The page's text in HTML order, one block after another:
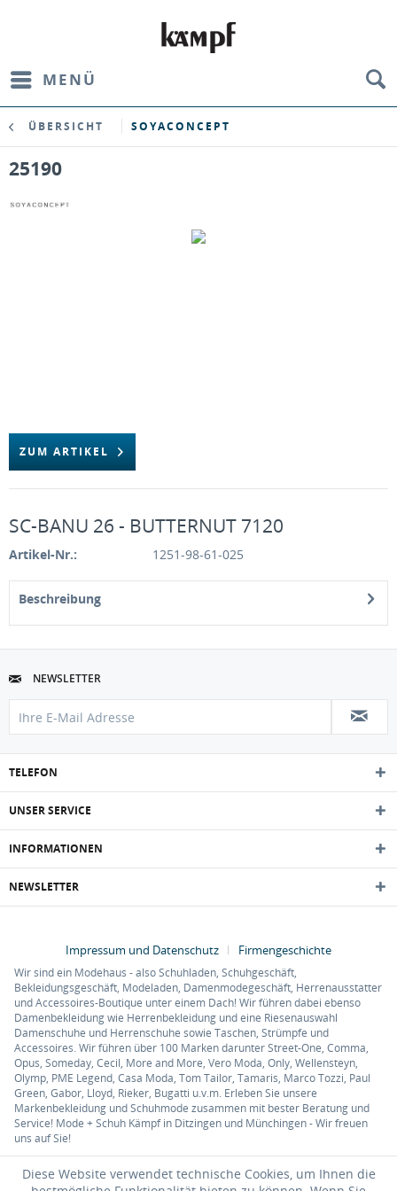
MENÜ
ÜBERSICHT SOYACONCEPT
25190
ZUM ARTIKEL
SC-BANU 26 - BUTTERNUT 7120
Artikel-Nr.: 1251-98-61-025
Beschreibung
NEWSLETTER
TELEFON
UNSER SERVICE
INFORMATIONEN
NEWSLETTER
Impressum und Datenschutz Firmengeschichte
Wir sind ein Modehaus - also Schuhladen, Schuhgeschäft,
Bekleidungsgeschäft, Modeladen, Damenmodegeschäft, Herrenausstatter
und Accessoires-Boutique unter einem Dach! Wir führen dabei ebenso
Damenbekleidung wie Herrenbekleidung und eine Riesenauswahl
Damenschuhe und Herrenschuhe sowie Taschen, Strümpfe und
Accessoires. Wir führen über 100 Marken darunter Street-One, Comma,
Opus, Someday, Cecil, More and More, Vero Moda, Only, Wellensteyn,
Olymp, PME Legend, Casa Moda, Tom Tailor, Tamaris, Marco Tozzi, Paul
Green, Gabor, Lloyd, Rieker, Bugatti u.v.m. Erleben Sie unsere
Markenbekleidung und Schuhmode zusammen mit bester Beratung und
Service! Mode + Schuh Kämpf in Ditzingen und Münchingen - Wir freuen
uns auf Sie!
Diese Website verwendet technische Cookies, um Ihnen die